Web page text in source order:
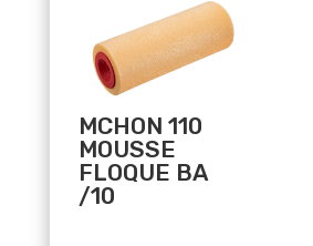
MCHON 110
MOUSSE
FLOQUE BA
/10